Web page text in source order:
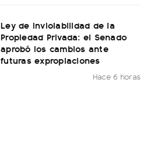
Ley de Inviolabilidad de la
Propiedad Privada: el Senado
aprobó los cambios ante
futuras expropiaciones
Hace 6 horas